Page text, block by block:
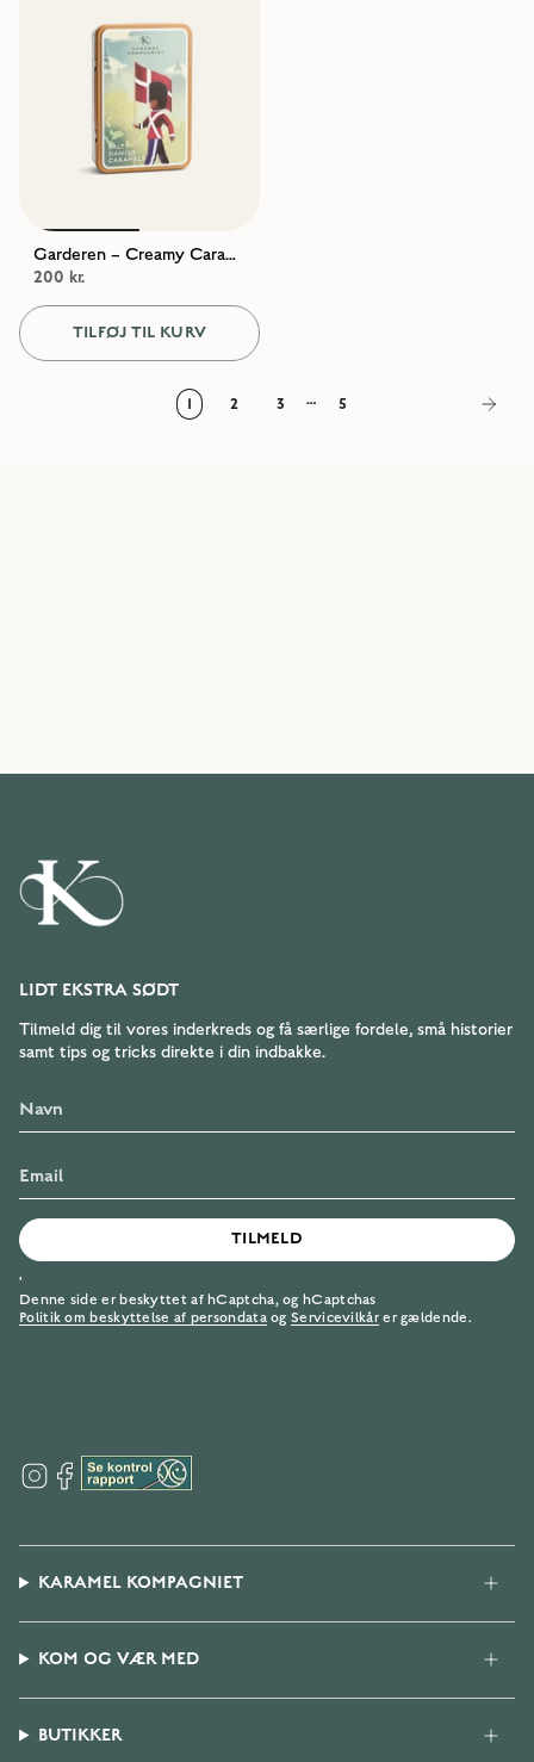
Garderen – Creamy Caramels With Sea Salt
200 kr.
TILFØJ TIL KURV
1 2 3 … 5
LIDT EKSTRA SØDT
Tilmeld dig til vores inderkreds og få særlige fordele, små historier
samt tips og tricks direkte i din indbakke.
TILMELD
'
Denne side er beskyttet af hCaptcha, og hCaptchas
Politik om beskyttelse af persondataogServicevilkårer gældende.
KARAMEL KOMPAGNIET
KOM OG VÆR MED
BUTIKKER
g
a
F
a
o
k